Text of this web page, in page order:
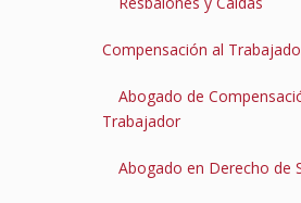
Compensación al
Abogado de
Trabajador
Abogado en Derecho de